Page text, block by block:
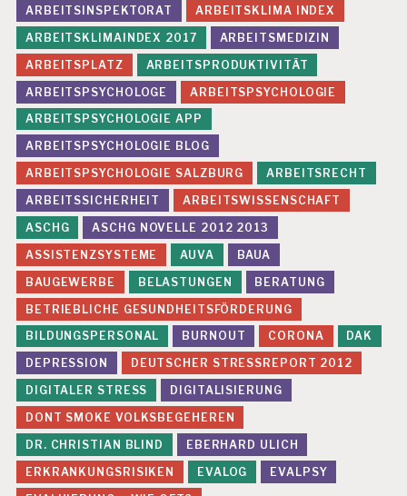
ARBEITSINSPEKTORAT
ARBEITSKLIMA INDEX
ARBEITSKLIMAINDEX 2017
ARBEITSMEDIZIN
ARBEITSPLATZ
ARBEITSPRODUKTIVITÄT
ARBEITSPSYCHOLOGE
ARBEITSPSYCHOLOGIE
ARBEITSPSYCHOLOGIE APP
ARBEITSPSYCHOLOGIE BLOG
ARBEITSPSYCHOLOGIE SALZBURG
ARBEITSRECHT
ARBEITSSICHERHEIT
ARBEITSWISSENSCHAFT
ASCHG
ASCHG NOVELLE 2012 2013
ASSISTENZSYSTEME
AUVA
BAUA
BAUGEWERBE
BELASTUNGEN
BERATUNG
BETRIEBLICHE GESUNDHEITSFÖRDERUNG
BILDUNGSPERSONAL
BURNOUT CORONA
DAK
DEPRESSION
DEUTSCHER STRESSREPORT 2012
DIGITALER STRESS
DIGITALISIERUNG
DONT SMOKE VOLKSBEGEHEREN
DR. CHRISTIAN BLIND
EBERHARD ULICH
ERKRANKUNGSRISIKEN
EVALOG
EVALPSY